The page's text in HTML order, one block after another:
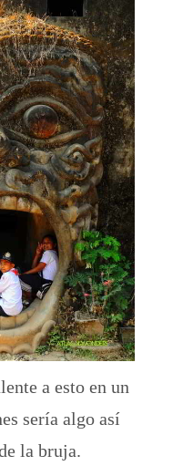
a esto en un
sería algo así
la bruja.